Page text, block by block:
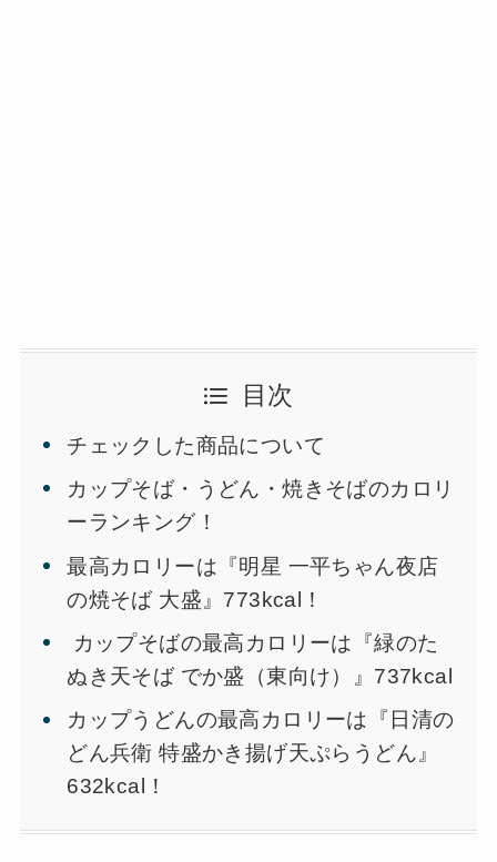
目次
チェックした商品について
カップそば・うどん・焼きそばのカロリ
ーランキング！
最高カロリーは『明星 一平ちゃん夜店
の焼そば 大盛』773kcal！
カップそばの最高カロリーは『緑のた
ぬき天そば でか盛（東向け）』737kcal
カップうどんの最高カロリーは『日清の
どん兵衛 特盛かき揚げ天ぷらうどん』
632kcal！